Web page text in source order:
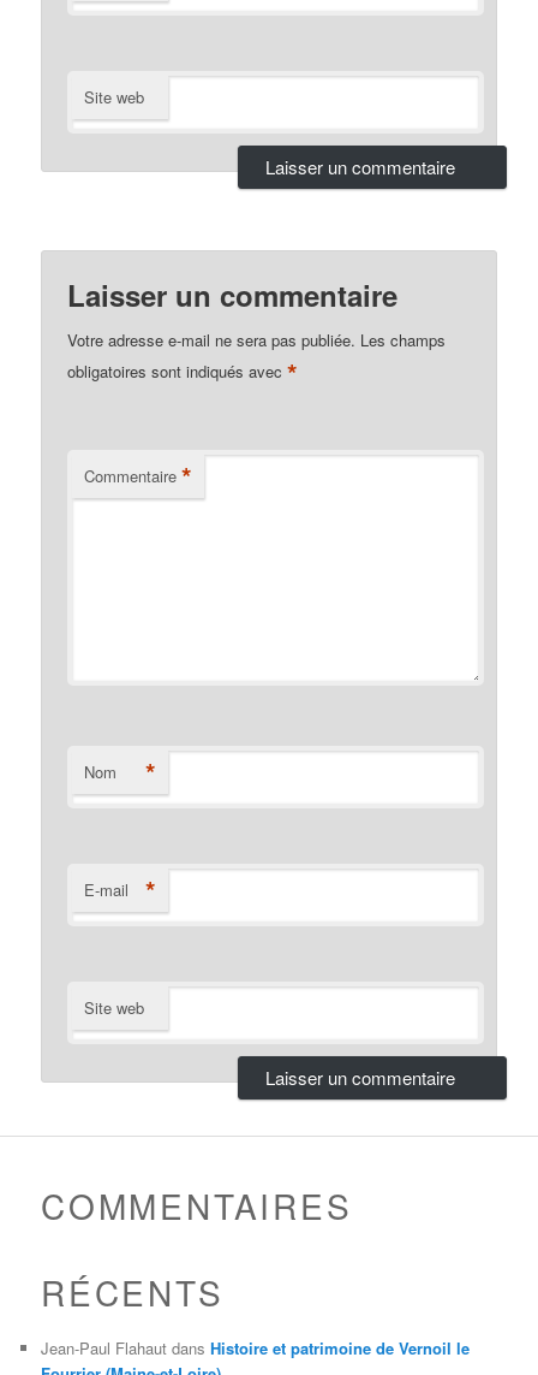
Site web
Laisser un commentaire
Votre adresse e-mail ne sera pas publiée. Les champs
obligatoires sont indiqués avec*
Commentaire *
Nom *
E-mail *
Site web
COMMENTAIRES
RÉCENTS
Jean-Paul Flahaut dansHistoire et patrimoine de Vernoil le